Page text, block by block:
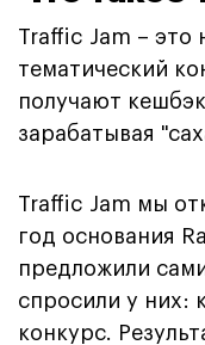
Traffic Jam – это
тематический
получают
зарабатывая
Traffic Jam мы
год основания
предложили
спросили у них:
конкурс.